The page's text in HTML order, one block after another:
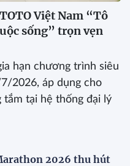
Việt Nam “Tô
sống” trọn vẹn
hạn chương trình siêu
2026, áp dụng cho
tắm tại hệ thống đại lý
2026 thu hút